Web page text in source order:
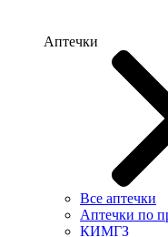
Аптечки
Все аптечки
Аптечки по
КИМГЗ